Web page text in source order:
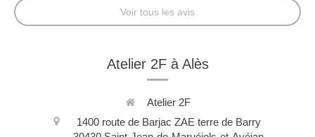
Voir tous les avis
Atelier 2F à Alès
Atelier 2F
1400 route de Barjac ZAE terre de Barry